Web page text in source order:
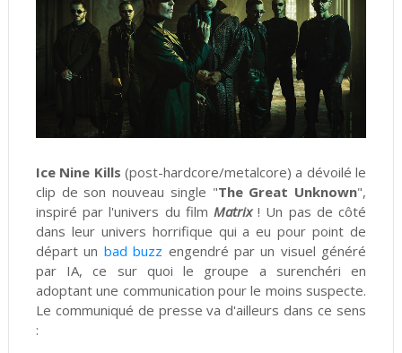
Ice Nine Kills (post-hardcore/metalcore) a dévoilé le
clip de son nouveau single "The Great Unknown",
inspiré par l'univers du film Matrix! Un pas de côté
dans leur univers horrifique qui a eu pour point de
départ un bad buzz engendré par un visuel généré
par IA, ce sur quoi le groupe a surenchéri en
adoptant une communication pour le moins suspecte.
Le communiqué de presse va d'ailleurs dans ce sens
: